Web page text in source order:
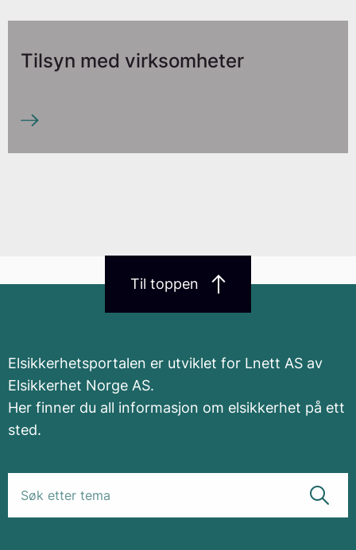
Tilsyn med virksomheter
Til toppen
Elsikkerhetsportalen er utviklet for Lnett AS av
Elsikkerhet Norge AS.
Her finner du all informasjon om elsikkerhet på ett
sted.